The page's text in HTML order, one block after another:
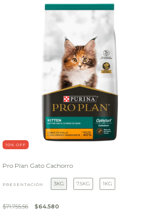
10% OFF
Pro Plan Gato Cachorro
PRESENTACIÓN 3KG 7.5KG 1KG
$71.755,56 $64.580